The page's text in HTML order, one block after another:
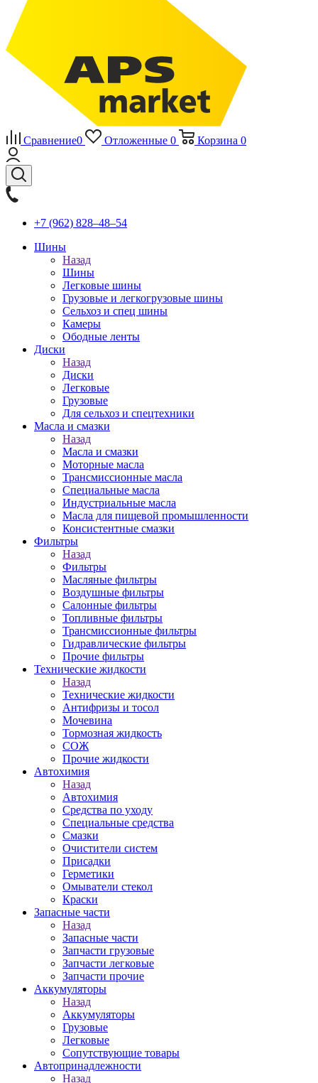
Сравнение0 Отложенные 0 Корзина 0
+7 (962) 828‒48‒54
Шины
Назад
Шины
Легковые шины
Грузовые и легкогрузовые шины
Сельхоз и спец шины
Камеры
Ободные ленты
Диски
Назад
Диски
Легковые
Грузовые
Для сельхоз и спецтехники
Масла и смазки
Назад
Масла и смазки
Моторные масла
Трансмиссионные масла
Специальные масла
Индустриальные масла
Масла для пищевой промышленности
Консистентные смазки
Фильтры
Назад
Фильтры
Масляные фильтры
Воздушные фильтры
Салонные фильтры
Топливные фильтры
Трансмиссионные фильтры
Гидравлические фильтры
Прочие фильтры
Технические жидкости
Назад
Технические жидкости
Антифризы и тосол
Мочевина
Тормозная жидкость
СОЖ
Прочие жидкости
Автохимия
Назад
Автохимия
Средства по уходу
Специальные средства
Смазки
Очистители систем
Присадки
Герметики
Омыватели стекол
Краски
Запасные части
Назад
Запасные части
Запчасти грузовые
Запчасти легковые
Запчасти прочие
Аккумуляторы
Назад
Аккумуляторы
Грузовые
Легковые
Сопутствующие товары
Автопринадлежности
Назад